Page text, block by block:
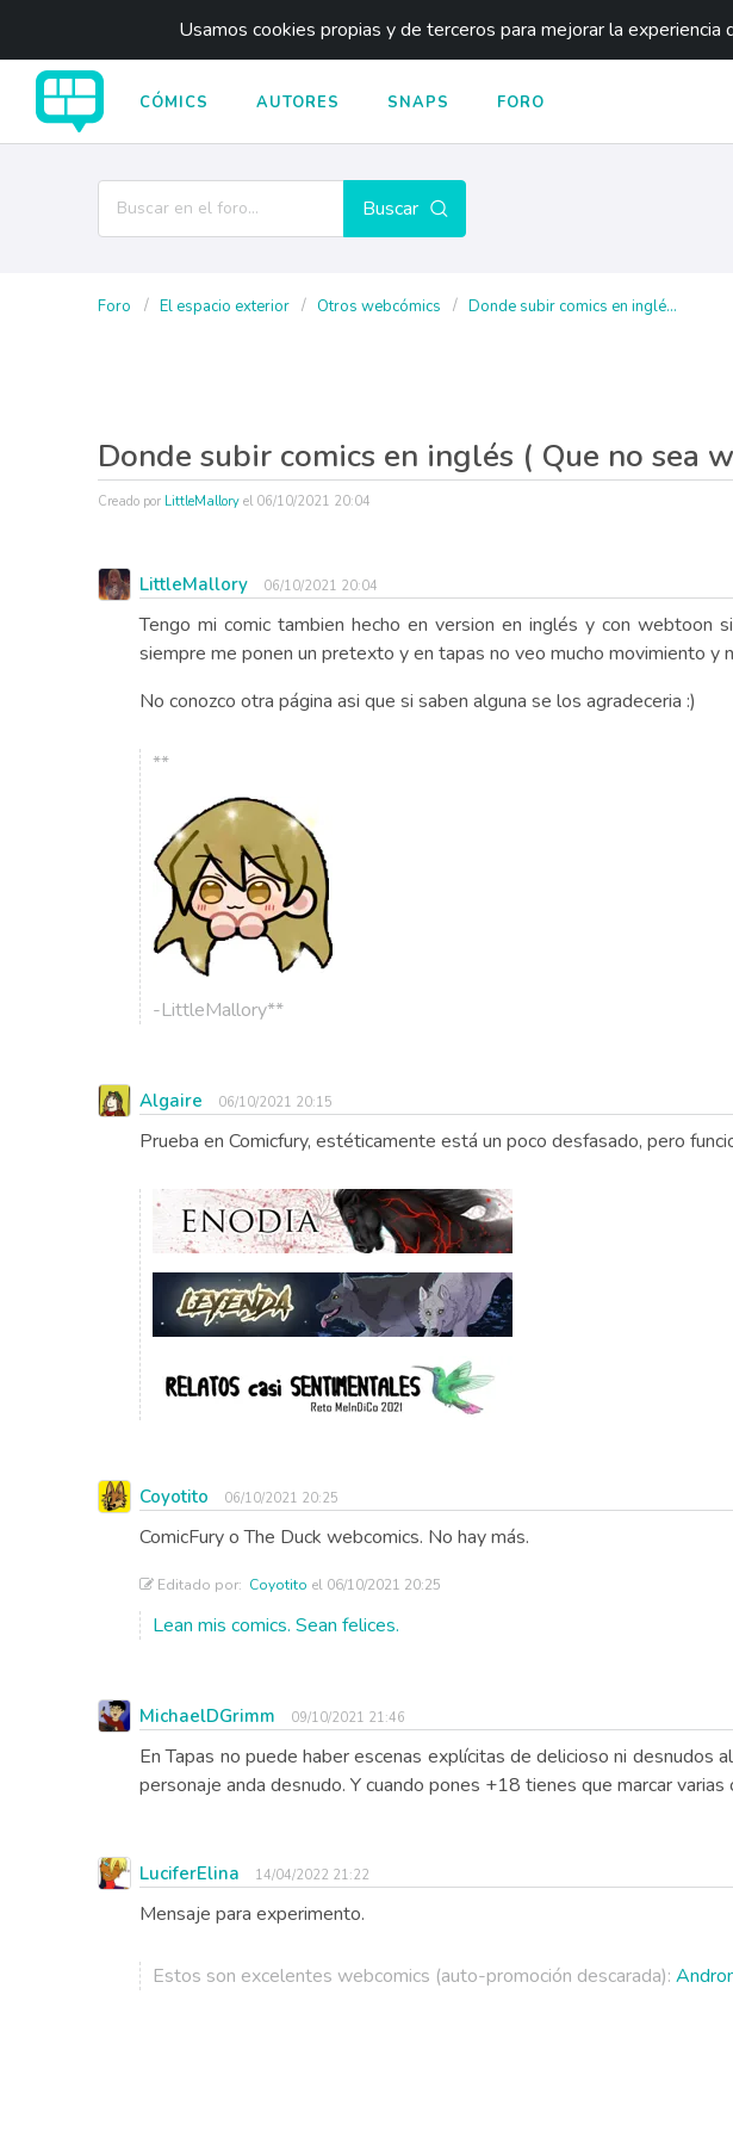
Usamos cookies propias y de terceros para mejorar la experiencia
CÓMICS AUTORES SNAPS FORO
Buscar
Foro El espacio exterior Otros webcómics Donde subir comics en inglé...
Donde subir comics en inglés ( Que no sea
Creado por LittleMallory el 06/10/2021 20:04
LittleMallory 06/10/2021 20:04
Tengo mi comic tambien hecho en version en inglés y con webtoon
siempre me ponen un pretexto y en tapas no veo mucho movimiento y
No conozco otra página asi que si saben alguna se los agradeceria :)
**
-LittleMallory**
Algaire 06/10/2021 20:15
Prueba en Comicfury, estéticamente está un poco desfasado, pero
Coyotito 06/10/2021 20:25
ComicFury o The Duck webcomics. No hay más.
Editado por: Coyotito el 06/10/2021 20:25
Lean mis comics. Sean felices.
MichaelDGrimm 09/10/2021 21:46
En Tapas no puede haber escenas explícitas de delicioso ni desnudos
personaje anda desnudo. Y cuando pones +18 tienes que marcar
LuciferElina 14/04/2022 21:22
Mensaje para experimento.
Estos son excelentes webcomics (auto-promoción descarada):